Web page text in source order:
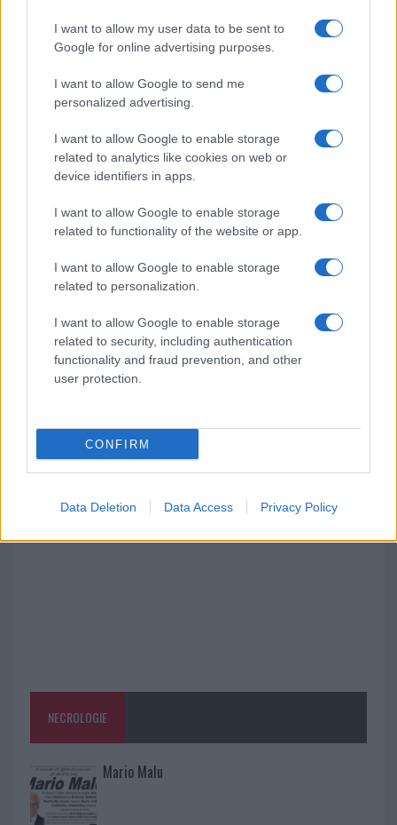
I want to allow my user data to be sent to
Google for online advertising purposes.
I want to allow Google to send me
personalized advertising.
I want to allow Google to enable storage
related to analytics like cookies on web or
device identifiers in apps.
I want to allow Google to enable storage
related to functionality of the website or app.
I want to allow Google to enable storage
related to personalization.
I want to allow Google to enable storage
related to security, including authentication
functionality and fraud prevention, and other
user protection.
CONFIRM
Data Deletion Data Access Privacy Policy
Controlli rafforzati in Costa Smeralda, 20
arresti e 135 denunce
Tre milioni di euro dalla Provincia Gallura per
nuove aule nelle scuole di Olbia
Incidente sulla provinciale 125, paura tra Olbia e
Incidente sulla strada provinciale ad Arzachena,
un ferito
Sangue, musica e solidarietà con Avis Olbia al
Delta Center
Salmo finisce in ospedale a Catania, ma il tour
NECROLOGIE
Mario Malu